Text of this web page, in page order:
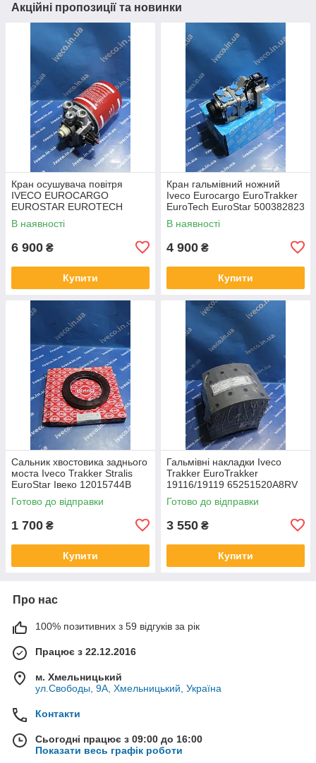
Акційні пропозиції та новинки
Кран осушувача повітря
IVECO EUROCARGO
EUROSTAR EUROTECH
EUROTRAKKER
В наявності
6 900 ₴
Купити
Кран гальмівний ножний
Iveco Eurocargo EuroTrakker
EuroTech EuroStar 500382823
DX75BAY 02227003FSS
В наявності
4 900 ₴
Купити
Сальник хвостовика заднього
моста Iveco Trakker Stralis
EuroStar Івеко 12015744B
40101623 42129137 022.550
Готово до відправки
1 700 ₴
Купити
Гальмівні накладки Iveco
Trakker EuroTrakker
19116/19119 65251520A8RV
2992126 2996503 ремонт 2
Готово до відправки
3 550 ₴
Купити
Про нас
100% позитивних з 59 відгуків за рік
Працює з 22.12.2016
м. Хмельницький
ул.Свободы, 9А, Хмельницький, Україна
Контакти
Сьогодні працює з 09:00 до 16:00
Показати весь графік роботи